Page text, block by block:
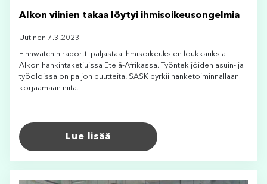
Alkon viinien takaa löytyi ihmisoikeusongelmia
Uutinen 7.3.2023
Finnwatchin raportti paljastaa ihmisoikeuksien loukkauksia
Alkon hankintaketjuissa Etelä-Afrikassa. Työntekijöiden asuin- ja
työoloissa on paljon puutteita. SASK pyrkii hanketoiminnallaan
korjaamaan niitä.
Lue lisää